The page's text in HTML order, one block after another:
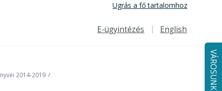
Ugrás a fő tartalomhoz
Felső navigáció
E-ügyintézés English
VÁROSUNK
2014-2019